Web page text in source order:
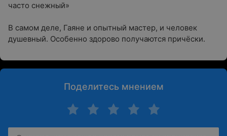
часто снежный»
В самом деле, Гаяне и опытный мастер, и человек
душевный. Особенно здорово получаются причёски.
Поделитесь мнением